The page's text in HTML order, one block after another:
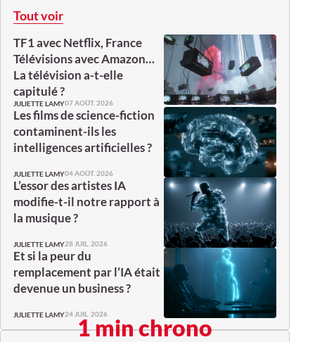
Tout voir
TF1 avec Netflix, France
Télévisions avec Amazon…
La télévision a-t-elle
capitulé ?
JULIETTE LAMY07 AOÛT. 2026
Les films de science-fiction
contaminent-ils les
intelligences artificielles ?
JULIETTE LAMY04 AOÛT. 2026
L’essor des artistes IA
modifie-t-il notre rapport à
la musique ?
JULIETTE LAMY28 JUIL. 2026
Et si la peur du
remplacement par l’IA était
devenue un business ?
JULIETTE LAMY24 JUIL. 2026
1 min chrono